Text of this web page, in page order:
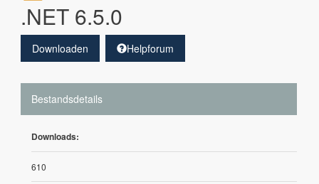
.NET 6.5.0
Downloaden Helpforum
Bestandsdetails
Downloads:
610